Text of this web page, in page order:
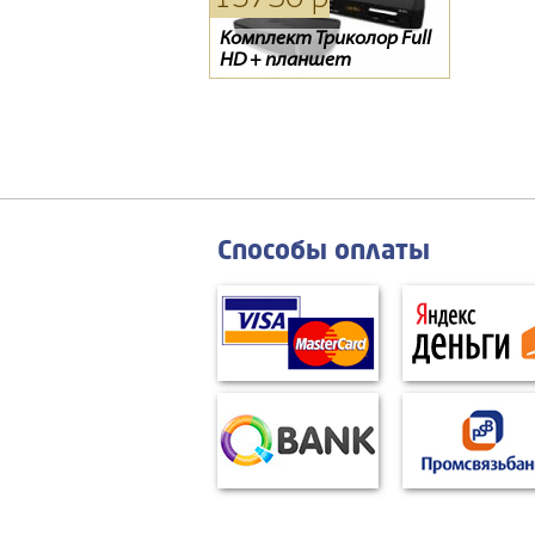
Комплект Триколор Full
HD + планшет
Тарелка Супрал 0.6
Цифровой эфирный
ресивер SCAN T2-1840HD
Способы оплаты